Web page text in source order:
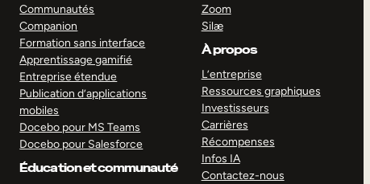
Communautés
Companion
Formation sans interface
Apprentissage gamifié
Entreprise étendue
Publication d’applications
mobiles
Docebo pour MS Teams
Docebo pour Salesforce
Éducation et communauté
Zoom
Silæ
À propos
L’entreprise
Ressources graphiques
Investisseurs
Carrières
Récompenses
Infos IA
Contactez-nous